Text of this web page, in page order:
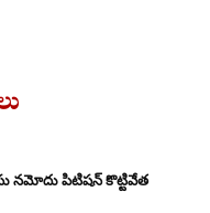
నమోదు పిటిషన్ కొట్టివేత